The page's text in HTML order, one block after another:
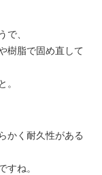
で、
樹脂で固め直して
。
かく耐久性がある
すね。